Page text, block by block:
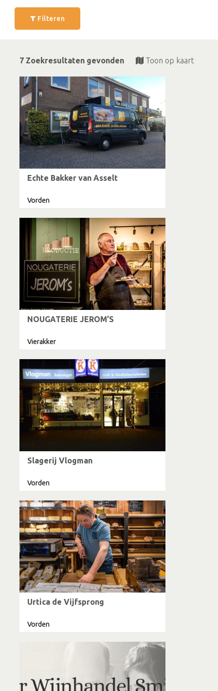
Filteren
7 Zoekresultaten gevonden Toon op kaart
Echte Bakker van Asselt
Vorden
NOUGATERIE JEROM’S
Vierakker
Slagerij Vlogman
Vorden
Urtica de Vijfsprong
Vorden